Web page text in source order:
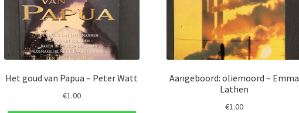
Het goud van Papua – Peter Watt
€1.00
Aangeboord: oliemoord – Emma
Lathen
€1.00